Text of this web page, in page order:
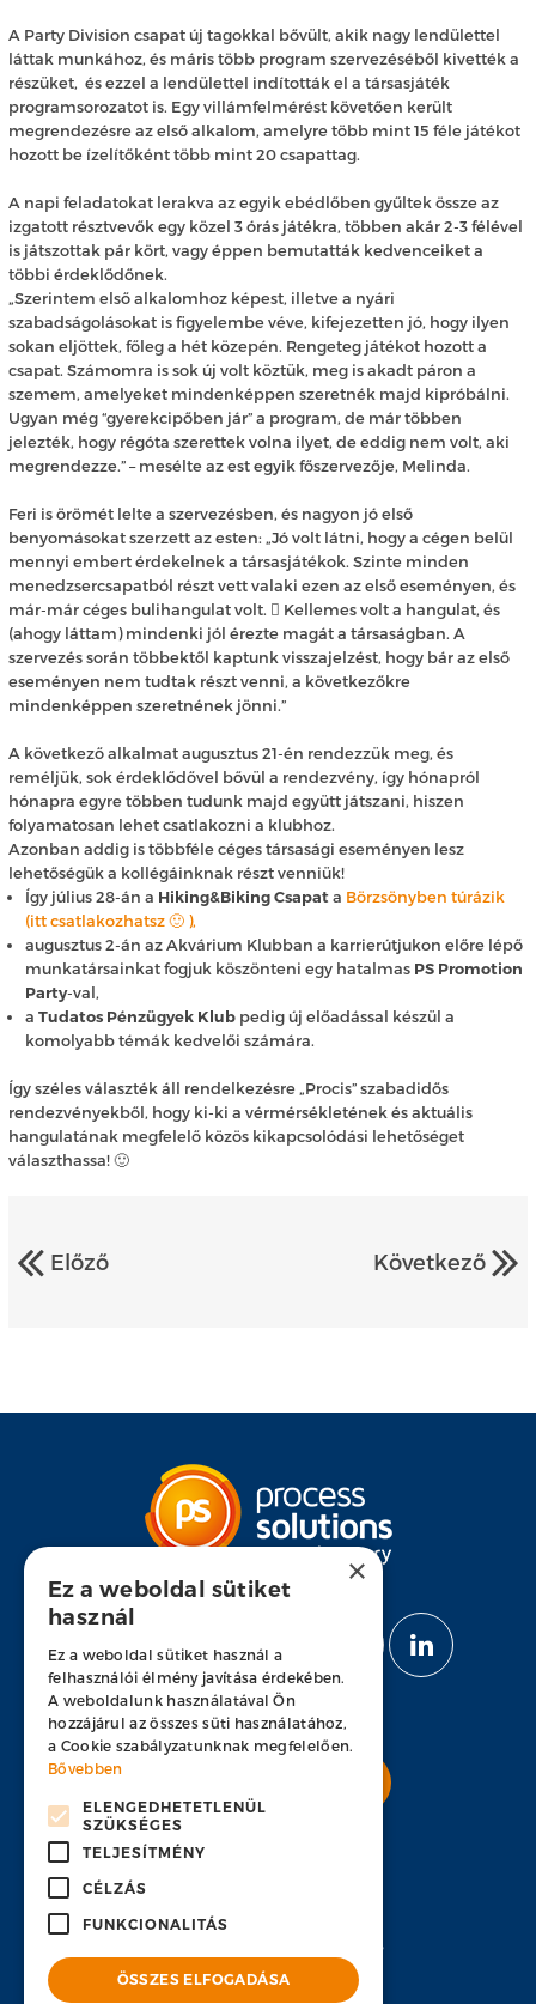
A Party Division csapat új tagokkal bővült, akik nagy lendülettel
láttak munkához, és máris több program szervezéséből kivették a
részüket, és ezzel a lendülettel indították el a társasjáték
programsorozatot is. Egy villámfelmérést követően került
megrendezésre az első alkalom, amelyre több mint 15 féle játékot
hozott be ízelítőként több mint 20 csapattag.
A napi feladatokat lerakva az egyik ebédlőben gyűltek össze az
izgatott résztvevők egy közel 3 órás játékra, többen akár 2-3 félével
is játszottak pár kört, vagy éppen bemutatták kedvenceiket a
többi érdeklődőnek.
„Szerintem első alkalomhoz képest, illetve a nyári
szabadságolásokat is figyelembe véve, kifejezetten jó, hogy ilyen
sokan eljöttek, főleg a hét közepén. Rengeteg játékot hozott a
csapat. Számomra is sok új volt köztük, meg is akadt páron a
szemem, amelyeket mindenképpen szeretnék majd kipróbálni.
Ugyan még “gyerekcipőben jár” a program, de már többen
jelezték, hogy régóta szerettek volna ilyet, de eddig nem volt, aki
megrendezze.” – mesélte az est egyik főszervezője, Melinda.
Feri is örömét lelte a szervezésben, és nagyon jó első
benyomásokat szerzett az esten: „Jó volt látni, hogy a cégen belül
mennyi embert érdekelnek a társasjátékok. Szinte minden
menedzsercsapatból részt vett valaki ezen az első eseményen, és
már-már céges bulihangulat volt.  Kellemes volt a hangulat, és
(ahogy láttam) mindenki jól érezte magát a társaságban. A
szervezés során többektől kaptunk visszajelzést, hogy bár az első
eseményen nem tudtak részt venni, a következőkre
mindenképpen szeretnének jönni.”
A következő alkalmat augusztus 21-én rendezzük meg, és
reméljük, sok érdeklődővel bővül a rendezvény, így hónapról
hónapra egyre többen tudunk majd együtt játszani, hiszen
folyamatosan lehet csatlakozni a klubhoz.
Azonban addig is többféle céges társasági eseményen lesz
lehetőségük a kollégáinknak részt venniük!
Így július 28-án a Hiking&BikingCsapata Börzsönyben túrázik
(itt csatlakozhatsz🙂 ),
augusztus 2-án az Akvárium Klubban a karrierútjukon előre lépő
munkatársainkat fogjuk köszönteni egy hatalmas PS Promotion
Party-val,
a Tudatos Pénzügyek Klub pedig új előadással készül a
komolyabb témák kedvelői számára.
Így széles választék áll rendelkezésre „Procis” szabadidős
rendezvényekből, hogy ki-ki a vérmérsékletének és aktuális
hangulatának megfelelő közös kikapcsolódási lehetőséget
választhassa! 🙂
Előző Következő
KÖVESS MINKET
H-1134 Budapest, Váci út 33
+36 1 451 7100
×
Ez a weboldal sütiket
használ
Ez a weboldal sütiket használ a
felhasználói élmény javítása érdekében.
A weboldalunk használatával Ön
hozzájárul az összes süti használatához,
a Cookie szabályzatunknak megfelelően.
Bővebben
ELENGEDHETETLENÜL
SZÜKSÉGES
TELJESÍTMÉNY
CÉLZÁS
FUNKCIONALITÁS
ÖSSZES ELFOGADÁSA